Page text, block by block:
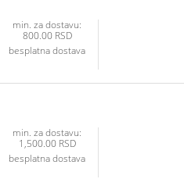
min. za dostavu:
800.00 RSD
besplatna dostava
min. za dostavu:
1,500.00 RSD
besplatna dostava